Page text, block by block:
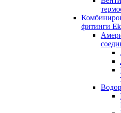
фитинги